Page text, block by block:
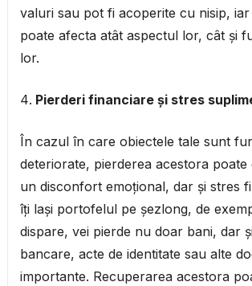
valuri sau pot fi acoperite cu nisip,
poate afecta atât aspectul lor, cât și
lor.
Pierderi financiare și stres
În cazul în care obiectele tale sunt
deteriorate, pierderea acestora
un disconfort emoțional, dar și stres
îți lași portofelul pe șezlong, de
dispare, vei pierde nu doar bani, dar
bancare, acte de identitate sau alte
importante. Recuperarea acestora